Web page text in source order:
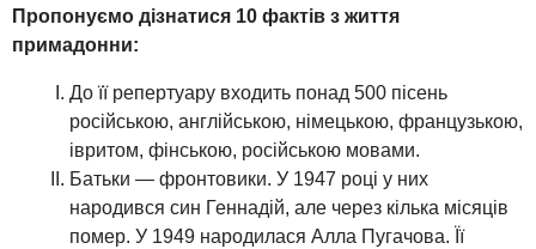
Пропонуємо дізнатися 10 фактів з життя
примадонни:
До її репертуару входить понад 500 пісень
російською, англійською, німецькою, французькою,
івритом, фінською, російською мовами.
Батьки — фронтовики. У 1947 році у них
народився син Геннадій, але через кілька місяців
помер. У 1949 народилася Алла Пугачова. Її